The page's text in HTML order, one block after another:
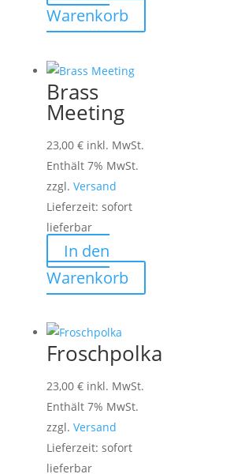
Warenkorb
Brass
Meeting
23,00 € inkl. MwSt.
Enthält 7% MwSt.
zzgl. Versand
Lieferzeit: sofort
lieferbar
In den
Warenkorb
Froschpolka
23,00 € inkl. MwSt.
Enthält 7% MwSt.
zzgl. Versand
Lieferzeit: sofort
lieferbar